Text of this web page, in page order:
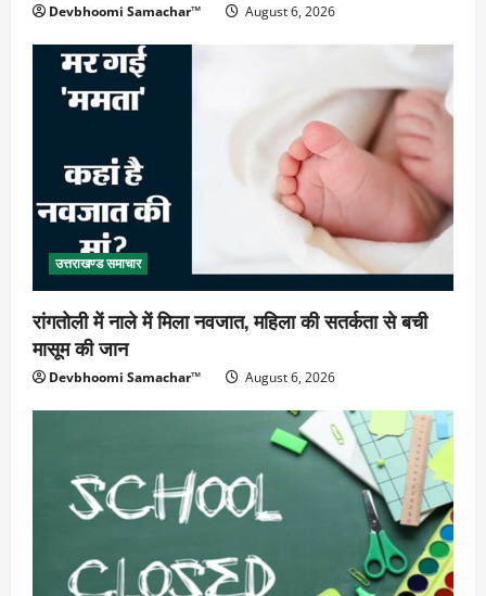
Devbhoomi Samachar™ August 6, 2026
उत्तराखण्ड समाचार
रांगतोली में नाले में मिला नवजात, महिला की सतर्कता से बची
मासूम की जान
Devbhoomi Samachar™ August 6, 2026